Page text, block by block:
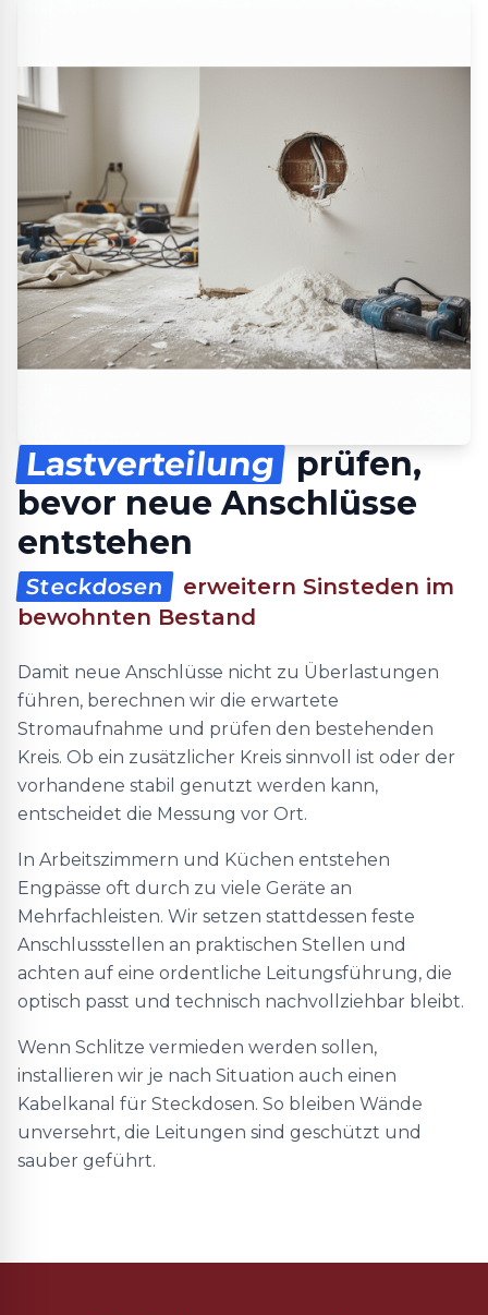
Lastverteilung
prüfen,
bevor neue Anschlüsse
entstehen
Steckdosen
erweitern Sinsteden im
bewohnten Bestand
Damit neue Anschlüsse nicht zu Überlastungen
führen, berechnen wir die erwartete
Stromaufnahme und prüfen den bestehenden
Kreis. Ob ein zusätzlicher Kreis sinnvoll ist oder der
vorhandene stabil genutzt werden kann,
entscheidet die Messung vor Ort.
In Arbeitszimmern und Küchen entstehen
Engpässe oft durch zu viele Geräte an
Mehrfachleisten. Wir setzen stattdessen feste
Anschlussstellen an praktischen Stellen und
achten auf eine ordentliche Leitungsführung, die
optisch passt und technisch nachvollziehbar bleibt.
Wenn Schlitze vermieden werden sollen,
installieren wir je nach Situation auch einen
Kabelkanal für Steckdosen. So bleiben Wände
unversehrt, die Leitungen sind geschützt und
sauber geführt.